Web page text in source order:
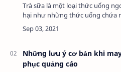
Trà sữa là một loại thức uống
hại như những thức uống chứa
Nên nhận được sự ủng hộ khá
trẻ.Cơn sốt …
Những lưu ý cơ bản khi
phục quảng cáo